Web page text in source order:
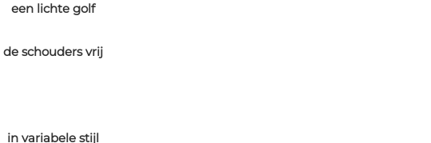
een lichte golf
de schouders vrij
in variabele stijl